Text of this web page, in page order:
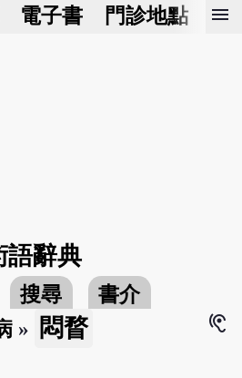
電子書 門診地點 預
menu
語辭典
搜尋
書介
» 悶瞀
hearing